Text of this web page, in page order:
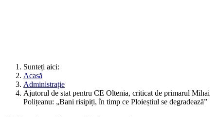
Sunteți aici:
Acasă
Administrație
Ajutorul de stat pentru CE Oltenia, criticat de primarul Mihai
Polițeanu: „Bani risipiți, în timp ce Ploieștiul se degradează”